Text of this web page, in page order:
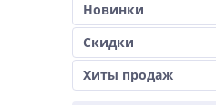
Новинки
Скидки
Хиты продаж